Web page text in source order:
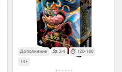
Дополнение 2-4
120-180
14+